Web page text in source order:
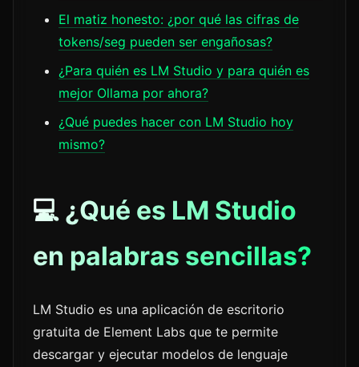
El matiz honesto: ¿por qué las cifras de
tokens/seg pueden ser engañosas?
¿Para quién es LM Studio y para quién es
mejor Ollama por ahora?
¿Qué puedes hacer con LM Studio hoy
mismo?
💻 ¿Qué es LM Studio
en palabras sencillas?
LM Studio es una aplicación de escritorio
gratuita de Element Labs que te permite
descargar y ejecutar modelos de lenguaje